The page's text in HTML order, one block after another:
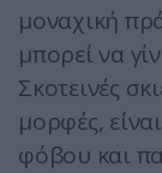
μοναχική
μπορεί να
Σκοτεινές
μορφές,
φόβου και